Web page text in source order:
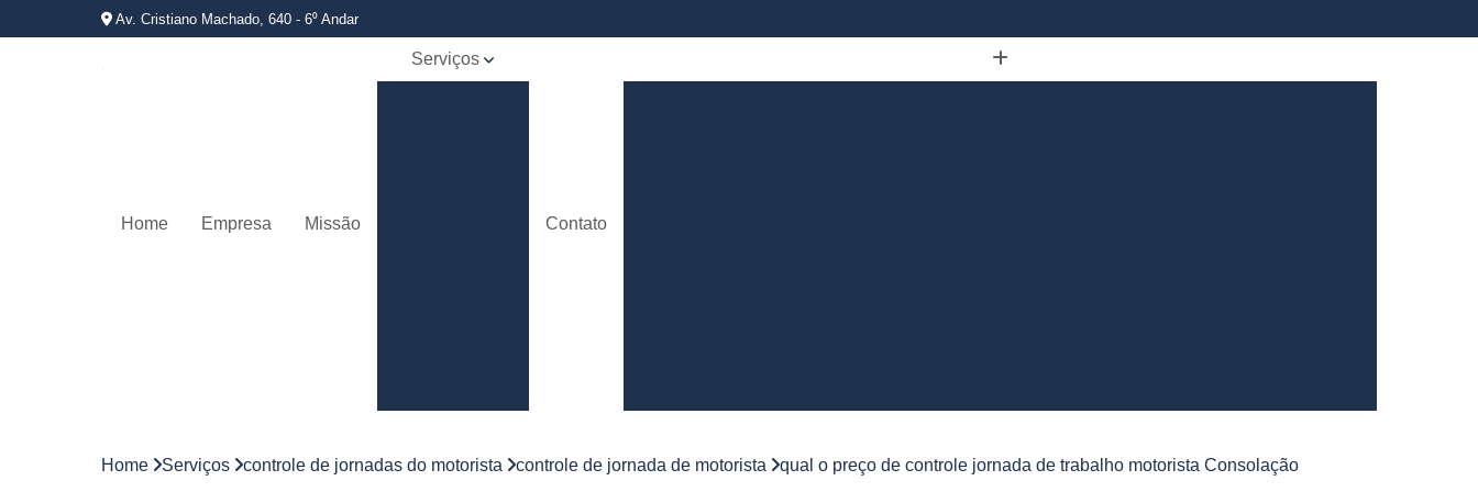
Av. Cristiano Machado, 640 - 6⁰ Andar
Home Empresa Missão
Serviços
Contato
Controle de Jornada Motorista
Controle de Jornada Motorista de Caminhão
Home Serviços controle de jornadas do motorista controle de jornada de motorista qual o preço de controle jornada de trabalho motorista Consolação